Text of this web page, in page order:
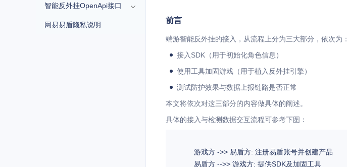
智能反外挂OpenApi接口
网易易盾隐私说明 前言
端游智能反外挂的接入，从流程上分为三大部分，依次为：
接入SDK（用于初始化角色信息）
使用工具加固游戏（用于植入反外挂引擎）
测试防护效果与数据上报链路是否正常
本文将依次对这三部分的内容做具体的阐述。
具体的接入与检测数据交互流程可参考下图：